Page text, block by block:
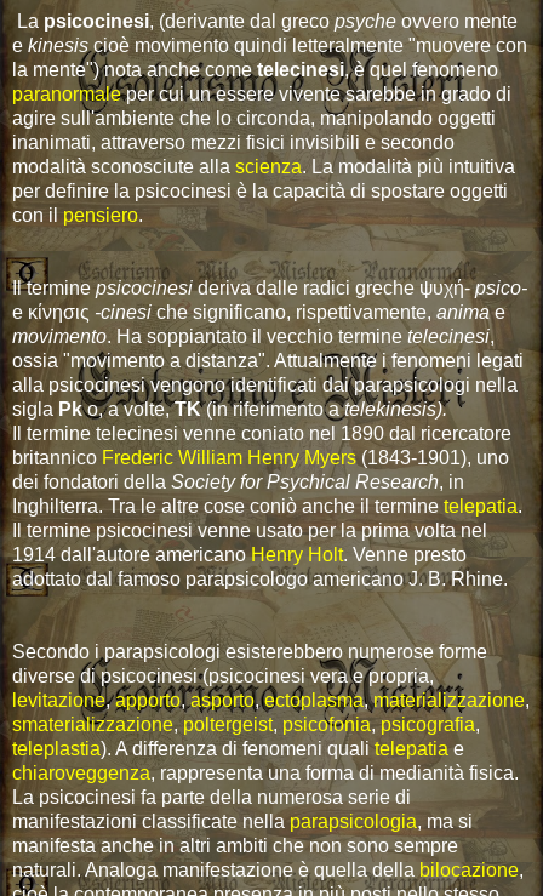
La psicocinesi, (derivante dal greco psyche ovvero mente
e kinesis cioè movimento quindi letteralmente "muovere con
la mente") nota anche cometelecinesi, è quel fenomeno
paranormaleper cui un essere vivente sarebbe in grado di
agire sull'ambiente che lo circonda, manipolando oggetti
inanimati, attraverso mezzi fisici invisibili e secondo
modalità sconosciute alla scienza. La modalità più intuitiva
per definire la psicocinesi è la capacità di spostare oggetti
con il pensiero.
Il terminepsicocinesideriva dalle radici greche ψυχή-psico-
e κίνησις -cinesiche significano, rispettivamente, animae
movimento. Ha soppiantato il vecchio terminetelecinesi,
ossia "movimento a distanza". Attualmente i fenomeni legati
alla psicocinesi vengono identificati dai parapsicologi nella
sigla Pko, a volte,TK(in riferimento atelekinesis).
Il termine telecinesi venne coniato nel 1890 dal ricercatore
britannico Frederic William Henry Myers (1843-1901), uno
dei fondatori della Society for Psychical Research, in
Inghilterra. Tra le altre cose coniò anche il termine telepatia.
Il termine psicocinesi venne usato per la prima volta nel
1914 dall'autore americanoHenry Holt. Venne presto
adottato dal famoso parapsicologo americano J. B. Rhine.
Secondo i parapsicologi esisterebbero numerose forme
diverse di psicocinesi (psicocinesi vera e propria,
levitazione,apporto,asporto,ectoplasma,materializzazione,
smaterializzazione,poltergeist, psicofonia,psicografia,
teleplastia). A differenza di fenomeni qualitelepatia e
chiaroveggenza, rappresenta una forma di medianità fisica.
La psicocinesi fa parte della numerosa serie di
manifestazioni classificate nella parapsicologia, ma si
manifesta anche in altri ambiti che non sono sempre
naturali. Analoga manifestazione è quella della bilocazione,